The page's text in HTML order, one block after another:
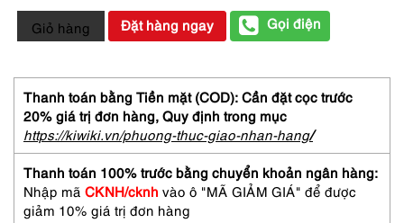
1743-
Ví
nữ-
DECISIVE
synthetic
leather
wallet
số
lượng
Giỏ hàng Đặt hàng ngay Gọi điện
Thanh toán bằng Tiền mặt (COD): Cần đặt cọc trước
20% giá trị đơn hàng, Quy định trong mục
https://kiwiki.vn/phuong-thuc-giao-nhan-hang/
Thanh toán 100% trước bằng chuyển khoản ngân hàng:
Nhập mã CKNH/cknh vào ô "MÃ GIẢM GIÁ" để được
giảm 10% giá trị đơn hàng